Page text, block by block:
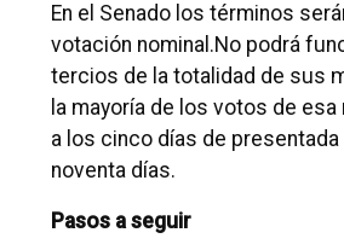
En el Senado los términos
votación nominal.No podrá
tercios de la totalidad de sus
la mayoría de los votos de
a los cinco días de
noventa días.
Pasos a seguir